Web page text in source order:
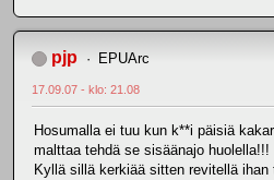
pjp EPUArc
17.09.07 - klo: 21.08
Hosumalla ei tuu kun k**i päisiä
malttaa tehdä se sisäänajo huolella!!!
Kyllä sillä kerkiää sitten revitellä